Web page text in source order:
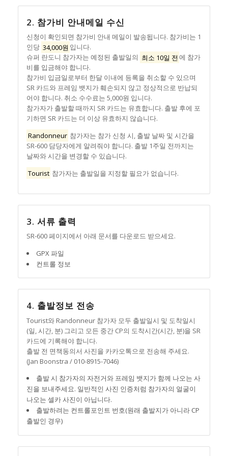
2. 참가비 안내메일 수신
신청이 확인되면 참가비 안내 메일이 발송됩니다. 참가비는 1
인당 34,000원 입니다.
슈퍼 란도니 참가자는 예정된 출발일의 최소 10일 전 에 참가
비를 입금해야 합니다.
참가비 입금일로부터 한달 이내에 등록을 취소할 수 있으며
SR 카드와 프레임 뱃지가 훼손되지 않고 정상적으로 반납되
어야 합니다. 취소 수수료는 5,000원 입니다.
참가자가 출발할 때까지 SR 카드는 유효합니다. 출발 후에 포
기하면 SR 카드는 더 이상 유효하지 않습니다.
Randonneur 참가자는 참가 신청 시, 출발 날짜 및 시간을
SR-600 담당자에게 알려줘야 합니다. 출발 1주일 전까지는
날짜와 시간을 변경할 수 있습니다.
Tourist 참가자는 출발일을 지정할 필요가 없습니다.
3. 서류 출력
SR-600 페이지에서 아래 문서를 다운로드 받으세요.
GPX 파일
컨트롤 정보
4. 출발정보 전송
Tourist와 Randonneur 참가자 모두 출발일시 및 도착일시
(일, 시간, 분) 그리고 모든 중간 CP의 도착시간(시간, 분)을 SR
카드에 기록해야 합니다.
출발 전 면책동의서 사진을 카카오톡으로 전송해 주세요.
(Jan Boonstra / 010-8915-7046)
출발 시 참가자의 자전거와 프레임 뱃지가 함께 나오는 사
진을 보내주세요. 일반적인 사진 인증처럼 참가자의 얼굴이
나오는 셀카 사진이 아닙니다.
출발하려는 컨트롤포인트 번호(원래 출발지가 아니라 CP
출발인 경우)